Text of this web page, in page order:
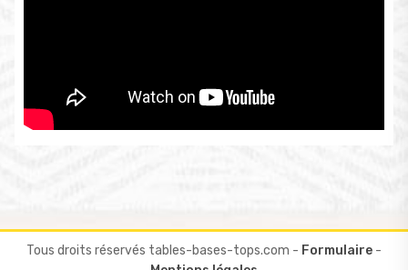
Tous droits réservés tables-bases-tops.com - Formulaire -